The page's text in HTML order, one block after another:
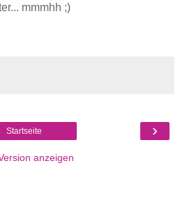
mmmhh ;)
›
Startseite
anzeigen